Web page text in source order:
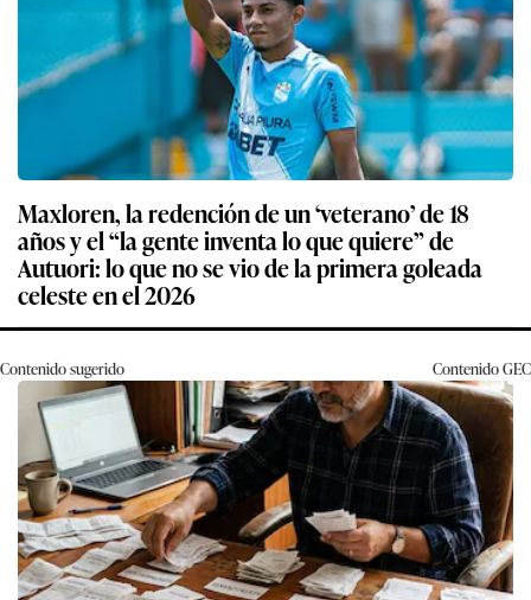
Maxloren, la redención de un ‘veterano’ de 18
años y el “la gente inventa lo que quiere” de
Autuori: lo que no se vio de la primera goleada
celeste en el 2026
Contenido sugerido ContenidoGEC